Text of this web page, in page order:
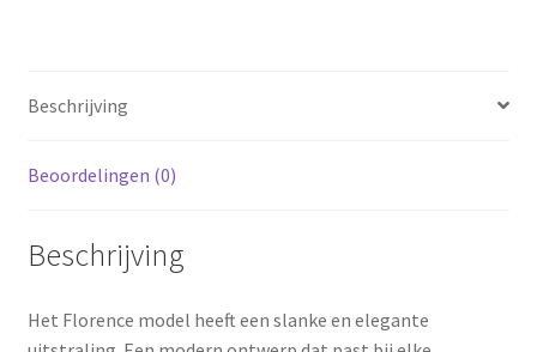
Beschrijving
Beoordelingen (0)
Beschrijving
Het Florence model heeft een slanke en elegante